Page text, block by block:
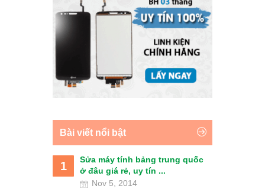
Bài viết nổi bật
1
Sửa máy tính bảng trung quốc
ở đâu giá rẻ, uy tín ...
Nov 5, 2014